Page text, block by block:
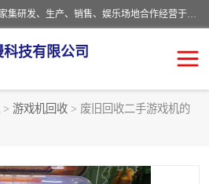
广州华耀动漫科技有限公司是一家集研发、生产、销售、娱乐场地合作经营于一体的动漫游戏公司。本公司拥有一支年轻化集研发生产到售后服务的队伍，及时地为客户提供、赚钱的产品。本公司以雄厚的实力、合理的价格、优良的服务与多家企业建立了长期的合作关系。热诚欢迎各界前来参观、考察、洽谈业务。目前公司经营的产品有：各种捕渔游戏机系列，大型模拟机系列、轮盘机系列、连线机系列、框体机系列、玛莉机系列等。
技有限公司
> 游戏机回收 > 废旧回收二手游戏机的
电玩城回收